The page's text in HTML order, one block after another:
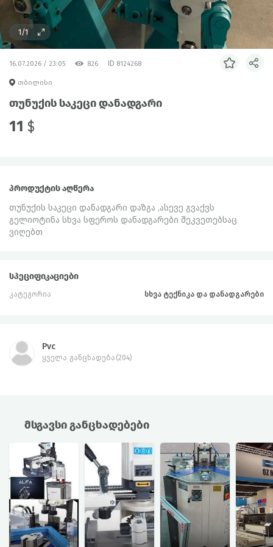
1/1
თბილისი
16.07.2026 / 23:05 826 ID 8124268
თუნუქის საკეცი დანადგარი
11 $
Pvc
ყველა განცხადება (204)
პროდუქტის აღწერა
თუნუქის საკეცი დანადგარი დაზგა ,ასევე გვაქვს
გელიოტინა სხვა სფეროს დანადგარები შეკვეთებსაც
ვიღებთ
სპეციფიკაციები
კატეგორია სხვა ტექნიკა და დანადგარები
მსგავსი განცხადებები